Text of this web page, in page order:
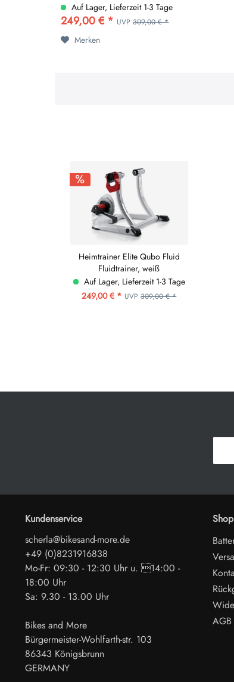
Auf Lager, Lieferzeit 1-3 Tage
249,00 € * UVP 309,00 € *
Merken
Heimtrainer Elite Qubo Fluid
Fluidtrainer, weiß
Auf Lager, Lieferzeit 1-3 Tage
249,00 € * UVP 309,00 € *
Kundenservice
scherla@bikesand-more.de
+49 (0)8231916838
Mo-Fr: 09:30 - 12:30 Uhr u. 14:00 -
18:00 Uhr
Sa: 9.30 - 13.00 Uhr
Bikes and More
Bürgermeister-Wohlfarth-str. 103
86343 Königsbrunn
GERMANY
AGB